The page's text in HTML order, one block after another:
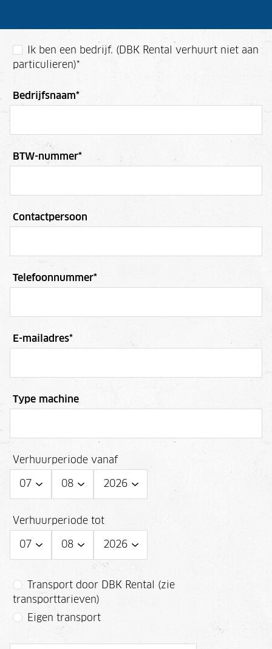
Ik ben een bedrijf. (DBK Rental verhuurt niet aan
particulieren)*
Bedrijfsnaam*
BTW-nummer*
Contactpersoon
Telefoonnummer*
E-mailadres*
Type machine
Verhuurperiode vanaf
Verhuurperiode tot
Transport door DBK Rental (zie
transporttarieven)
Eigen transport